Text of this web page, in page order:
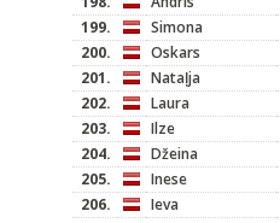
199.
Simona
200.
Oskars
201.
Nataļja
202.
Laura
203.
Ilze
204.
Džeina
205.
Inese
206.
Ieva